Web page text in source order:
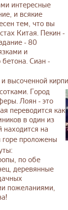
интересные
и всякие
тем, что вы
Китая. Пекин -
- 80
и
бетона. Сиан -
высоченной
Город
Лоян - это
переводится как
в один из
на
горе проложены
по обе
деревянные
пожеланиями,